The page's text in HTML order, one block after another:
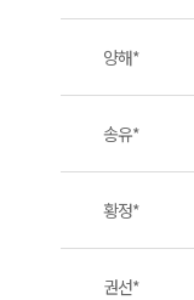
양해*
송유*
황정*
권선*